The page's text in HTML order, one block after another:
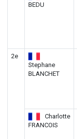
BEDU
2e
Stephane
BLANCHET
Charlotte
FRANCOIS